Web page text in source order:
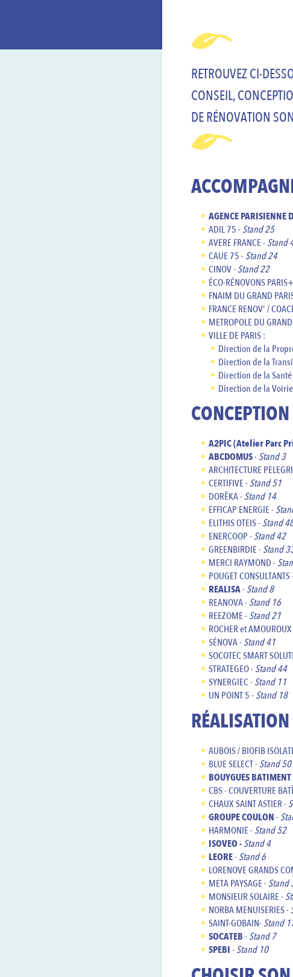
RETROUVEZ CI-
CONSEIL,
DE RÉNOVATION
AGENCE PARISIENNE
ADIL 75 - Stand 25
AVERE FRANCE - Stand
CAUE 75 - Stand 24
CINOV - Stand 22
ÉCO-RÉNOVONS
FNAIM DU GRAND
FRANCE RENOV' /
METROPOLE DU
VILLE DE PARIS :
Direction de la
Direction de la
Direction de la
Direction de la
CONCEPTION
A2PIC (Atelier Parc
ABCDOMUS- Stand 3
ARCHITECTURE
CERTIFIVE - Stand 51
DORÊKA - Stand 14
EFFICAP ENERGIE -
ELITHIS OTEIS - Stand
ENERCOOP - Stand 42
GREENBIRDIE- Stand
MERCI RAYMOND -
POUGET CONSULTANTS -
REALISA- Stand 8
REANOVA - Stand 16
REEZOME - Stand 21
ROCHER et
SÉNOVA - Stand 41
SOCOTEC SMART
STRATEGEO - Stand 44
SYNERGIEC - Stand 11
UN POINT 5 - Stand 18
RÉALISATION
AUBOIS / BIOFIB
BLUE SELECT - Stand 50
BOUYGUES
CBS - COUVERTURE
CHAUX SAINT ASTIER -
GROUPE COULON-
HARMONIE - Stand 52
ISOVEO -Stand 4
LEORE- Stand 6
LORENOVE GRANDS
META PAYSAGE - Stand
MONSIEUR SOLAIRE -
NORBA MENUISERIES -
SAINT-GOBAIN- Stand
SOCATEB- Stand 7
SPEBI- Stand 10